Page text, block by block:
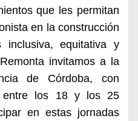
que les permitan
en la construcción
equitativa y
invitamos a la
de Córdoba, con
entre los 18 y los 25
en estas jornadas